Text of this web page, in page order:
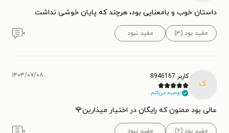
داستان خوب و بامعنایی بود، هرچند که پایان خوشی نداشت.
مفید بود (۳) مفید نبود ۰
ک
کاربر 8946167
توصیه می‌کنم.
۱۴۰۳/۰۷/۰۸
عالی بود ممنون که رایگان در اختیار میذارین🌹
مفید بود (۲) مفید نبود ۰